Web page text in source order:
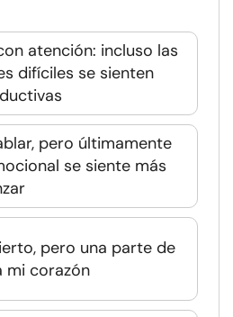
atención: incluso las
difíciles se sienten
pero últimamente
se siente más
pero una parte de
mi corazón